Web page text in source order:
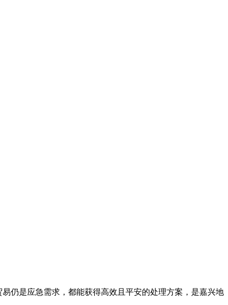
仍是应急需求，都能获得高效且平安的处理方案，是嘉兴地